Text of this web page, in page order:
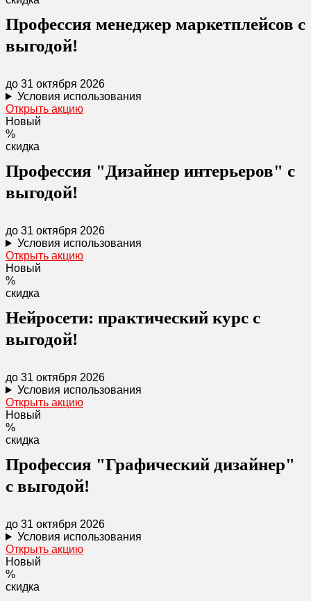
Профессия менеджер маркетплейсов с
выгодой!
до 31 октября 2026
Условия использования
Открыть акцию
Новый
%
скидка
Профессия "Дизайнер интерьеров" с
выгодой!
до 31 октября 2026
Условия использования
Открыть акцию
Новый
%
скидка
Нейросети: практический курс с
выгодой!
до 31 октября 2026
Условия использования
Открыть акцию
Новый
%
скидка
Профессия "Графический дизайнер"
с выгодой!
до 31 октября 2026
Условия использования
Открыть акцию
Новый
%
скидка